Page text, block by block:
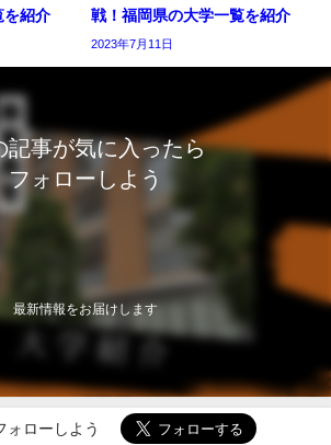
を紹介
戦！福岡県の大学一覧を紹介
2023年7月11日
記事が気に入ったら
フォローしよう
最新情報をお届けします
ォローしよう